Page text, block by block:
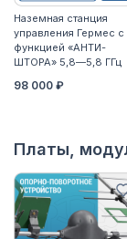
Наземная станция
управления Гермес с
функцией «АНТИ-
ШТОРА» 5,8—5,8 ГГц
98 000 ₽
Платы,